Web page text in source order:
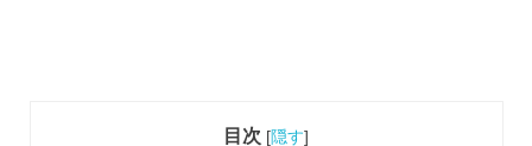
目次 [隠す]